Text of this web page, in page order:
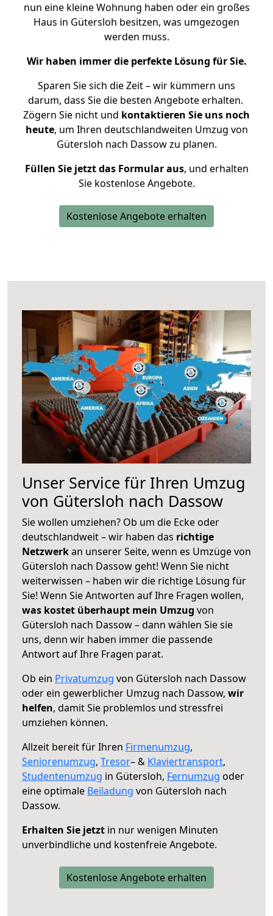
nun eine kleine Wohnung haben oder ein großes
Haus in Gütersloh besitzen, was umgezogen
werden muss.
Wir haben immer die perfekte Lösung für Sie.
Sparen Sie sich die Zeit – wir kümmern uns
darum, dass Sie die besten Angebote erhalten.
Zögern Sie nicht und kontaktieren Sie uns noch
heute, um Ihren deutschlandweiten Umzug von
Gütersloh nach Dassow zu planen.
Füllen Sie jetzt das Formular aus, und erhalten
Sie kostenlose Angebote.
Kostenlose Angebote erhalten
Unser Service für Ihren Umzug
von Gütersloh nach Dassow
Sie wollen umziehen? Ob um die Ecke oder
deutschlandweit – wir haben das richtige
Netzwerkan unserer Seite, wenn es Umzüge von
Gütersloh nach Dassow geht! Wenn Sie nicht
weiterwissen – haben wir die richtige Lösung für
Sie! Wenn Sie Antworten auf Ihre Fragen wollen,
was kostet überhaupt mein Umzug von
Gütersloh nach Dassow – dann wählen Sie sie
uns, denn wir haben immer die passende
Antwort auf Ihre Fragen parat.
Ob ein Privatumzug von Gütersloh nach Dassow
oder ein gewerblicher Umzug nach Dassow, wir
helfen, damit Sie problemlos und stressfrei
umziehen können.
Allzeit bereit für Ihren Firmenumzug,
Seniorenumzug, Tresor– & Klaviertransport,
Studentenumzug in Gütersloh, Fernumzug oder
eine optimale Beiladung von Gütersloh nach
Dassow.
Erhalten Sie jetzt in nur wenigen Minuten
unverbindliche und kostenfreie Angebote.
Kostenlose Angebote erhalten